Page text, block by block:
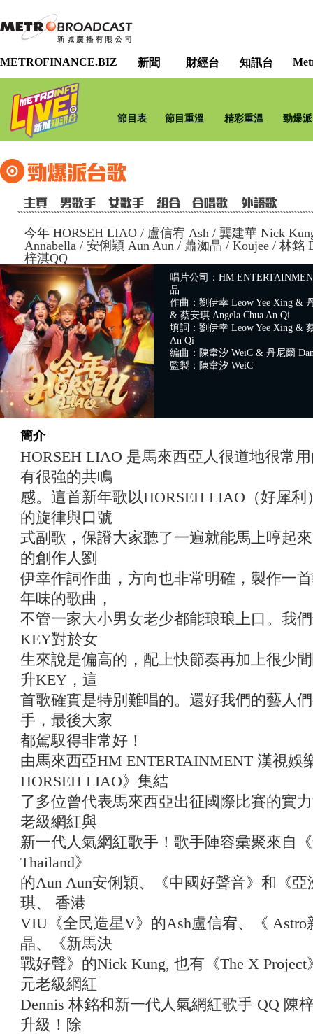
METROFINANCE.BIZ 新聞 財經台 知訊台
節目表 節目重溫 精彩重溫 勁爆
今年 HORSEH LIAO / 盧信宥 Ash / 龔建華 Nick
Annabella / 安俐穎 Aun Aun / 蕭洳晶 / Koujee / 林銘
梓淇QQ
唱片公司：HM
品
作曲：劉伊幸 Leow Yee Xing &
& 蔡安琪 Angela Chua An Qi
填詞：劉伊幸 Leow Yee Xing &
An Qi
編曲：陳韋汐 WeiC & 丹尼爾
監製：陳韋汐 WeiC
簡介
HORSEH LIAO 是馬來西亞人很道地很常
有很強的共鳴
感。這首新年歌以HORSEH LIAO（好犀
的旋律與口號
式副歌，保證大家聽了一遍就能馬上哼起
的創作人劉
伊幸作詞作曲，方向也非常明確，製作一
年味的歌曲，
不管一家大小男女老少都能琅琅上口。我
KEY對於女
生來說是偏高的，配上快節奏再加上很少
升KEY，這
首歌確實是特別難唱的。還好我們的藝人
手，最後大家
都駕馭得非常好！
由馬來西亞HM ENTERTAINMENT 漢視娛
HORSEH LIAO》集結
了多位曾代表馬來西亞出征國際比賽的實
老級網紅與
新一代人氣網紅歌手！歌手陣容彙聚來自
Thailand》
的Aun Aun安俐穎、《中國好聲音》和《亞
琪、 香港
VIU《全民造星V》的Ash盧信宥、《
晶、《新馬決
戰好聲》的Nick Kung, 也有《The X
元老級網紅
Dennis 林銘和新一代人氣網紅歌手 QQ 陳
升級！除